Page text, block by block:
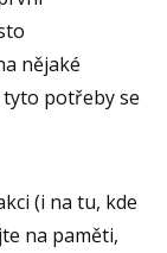
nějaké
tyto potřeby se
(i na tu, kde
na paměti,